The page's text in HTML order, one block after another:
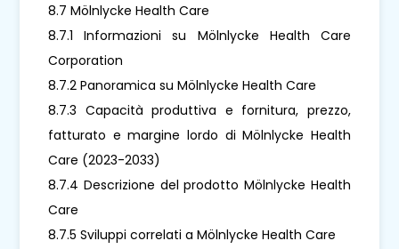
8.7 Mölnlycke Health Care
8.7.1 Informazioni su Mölnlycke Health Care
Corporation
8.7.2 Panoramica su Mölnlycke Health Care
8.7.3 Capacità produttiva e fornitura, prezzo,
fatturato e margine lordo di Mölnlycke Health
Care (2023-2033)
8.7.4 Descrizione del prodotto Mölnlycke Health
Care
8.7.5 Sviluppi correlati a Mölnlycke Health Care